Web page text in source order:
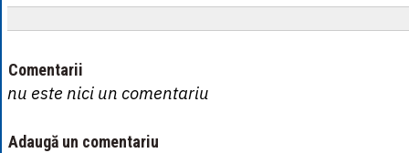
Comentarii
nu este nici un comentariu
Adaugă un comentariu